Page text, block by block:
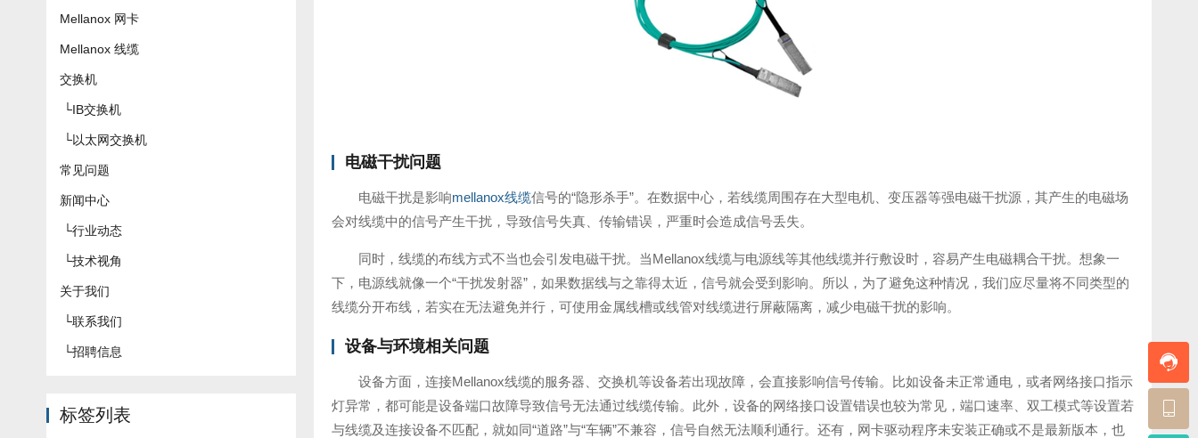
电磁干扰问题
电磁干扰是影响mellanox线缆信号的“隐形杀手”。在数据中心，若线缆周围存在大型电机、变压器等强电磁干扰源，其产生的电磁场
会对线缆中的信号产生干扰，导致信号失真、传输错误，严重时会造成信号丢失。
同时，线缆的布线方式不当也会引发电磁干扰。当Mellanox线缆与电源线等其他线缆并行敷设时，容易产生电磁耦合干扰。想象一
下，电源线就像一个“干扰发射器”，如果数据线与之靠得太近，信号就会受到影响。所以，为了避免这种情况，我们应尽量将不同类型的
线缆分开布线，若实在无法避免并行，可使用金属线槽或线管对线缆进行屏蔽隔离，减少电磁干扰的影响。
设备与环境相关问题
设备方面，连接Mellanox线缆的服务器、交换机等设备若出现故障，会直接影响信号传输。比如设备未正常通电，或者网络接口指示
灯异常，都可能是设备端口故障导致信号无法通过线缆传输。此外，设备的网络接口设置错误也较为常见，端口速率、双工模式等设置若
与线缆及连接设备不匹配，就如同“道路”与“车辆”不兼容，信号自然无法顺利通行。还有，网卡驱动程序未安装正确或不是最新版本，也
Mellanox 网卡
Mellanox 线缆
交换机
└IB交换机
└以太网交换机
常见问题
新闻中心
└行业动态
└技术视角
关于我们
└联系我们
└招聘信息
标签列表